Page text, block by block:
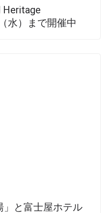
Heritage
水）まで開催中
」と富士屋ホテル